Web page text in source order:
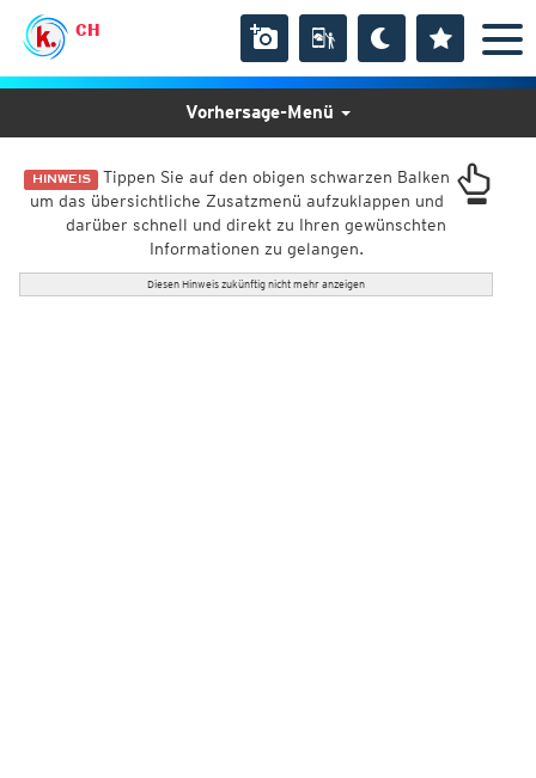
CH
HINWEIS Tippen Sie auf den obigen schwarzen Balken
um das übersichtliche Zusatzmenü aufzuklappen und
darüber schnell und direkt zu Ihren gewünschten
Informationen zu gelangen.
Diesen Hinweis zukünftig nicht mehr anzeigen
Vorhersage-Menü